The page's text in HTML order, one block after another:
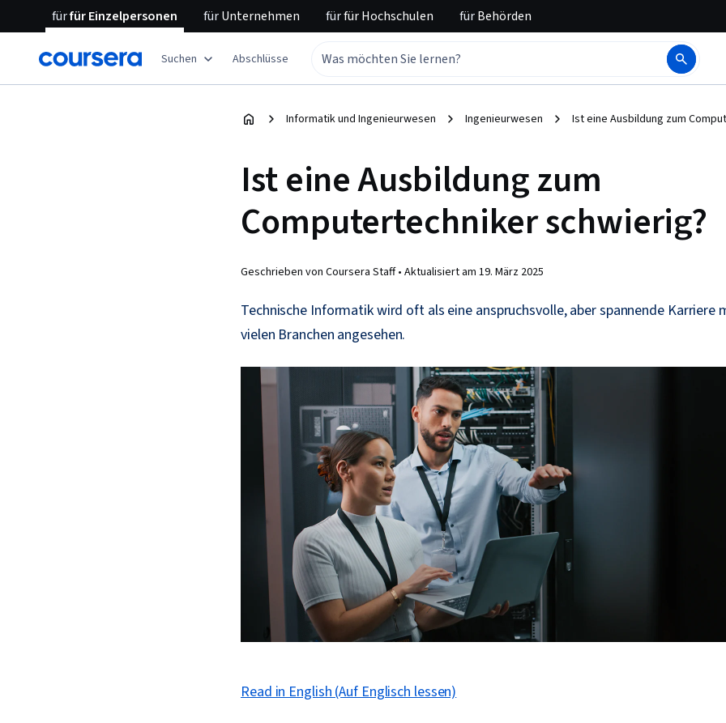
fürfür Einzelpersonen fürUnternehmen fürfür Hochschulen fürBehörden
Suchen Abschlüsse
Informatik und Ingenieurwesen Ingenieurwesen Ist eine Ausbildung zum
Ist eine Ausbildung zum
Computertechniker schwierig?
Geschrieben von Coursera Staff • Aktualisiert am 19. März 2025
Technische Informatik wird oft als eine anspruchsvolle, aber spannende Karriere
vielen Branchen angesehen.
Read in English (Auf Englisch lessen)